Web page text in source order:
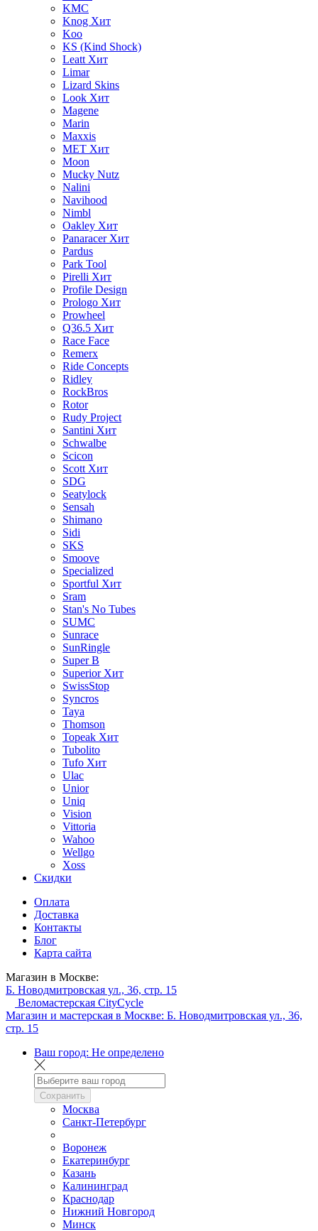
KMC
Knog Хит
Koo
KS (Kind Shock)
Leatt Хит
Limar
Lizard Skins
Look Хит
Magene
Marin
Maxxis
MET Хит
Moon
Mucky Nutz
Nalini
Navihood
Nimbl
Oakley Хит
Panaracer Хит
Pardus
Park Tool
Pirelli Хит
Profile Design
Prologo Хит
Prowheel
Q36.5 Хит
Race Face
Remerx
Ride Concepts
Ridley
RockBros
Rotor
Rudy Project
Santini Хит
Schwalbe
Scicon
Scott Хит
SDG
Seatylock
Sensah
Shimano
Sidi
SKS
Smoove
Specialized
Sportful Хит
Sram
Stan's No Tubes
SUMC
Sunrace
SunRingle
Super B
Superior Хит
SwissStop
Syncros
Taya
Thomson
Topeak Хит
Tubolito
Tufo Хит
Ulac
Unior
Uniq
Vision
Vittoria
Wahoo
Wellgo
Xoss
Скидки
Оплата
Доставка
Контакты
Блог
Карта сайта
Магазин в Москве:
Б. Новодмитровская ул., 36, стр. 15
Веломастерская CityCycle
Магазин и мастерская в Москве: Б. Новодмитровская ул., 36,
стр. 15
Ваш город: Не определено
Сохранить
Москва
Санкт-Петербург
Воронеж
Екатеринбург
Казань
Калининград
Краснодар
Нижний Новгород
Минск